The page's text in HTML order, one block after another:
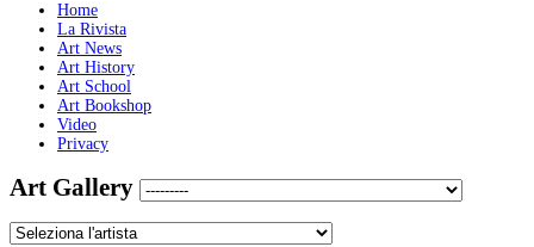
Home
La Rivista
Art News
Art History
Art School
Art Bookshop
Video
Privacy
Art Gallery